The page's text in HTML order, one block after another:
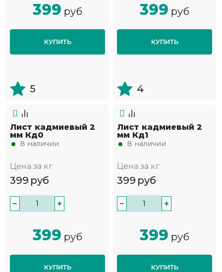
399 руб
КУПИТЬ
5
399 руб
КУПИТЬ
4
Лист кадмиевый 2
мм Кд0
В наличии
Цена за кг
399 руб
− +
399 руб
КУПИТЬ
Лист кадмиевый 2
мм Кд1
В наличии
Цена за кг
399 руб
− +
399 руб
КУПИТЬ